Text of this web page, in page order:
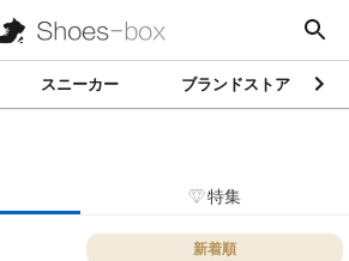
スニーカー ブランドストア
特集
新着順